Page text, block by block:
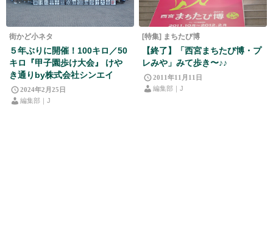
街かど小ネタ
５年ぶりに開催！100キロ／50
キロ『甲子園歩け大会』 けや
き通りby株式会社シンエイ
2024年2月25日
編集部｜J
[特集] まちたび博
【終了】「西宮まちたび博・プ
レみや」みて歩き〜♪♪
2011年11月11日
編集部｜J